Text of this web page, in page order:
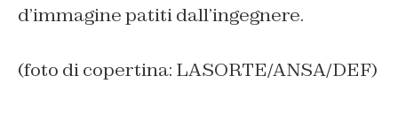
d’immagine patiti dall’ingegnere.
(foto di copertina: LASORTE/ANSA/DEF)